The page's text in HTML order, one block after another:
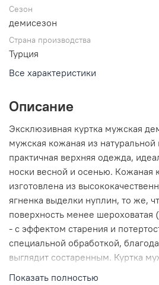
Сезон
демисезон
Страна производства
Турция
Все характеристики
Описание
Эксклюзивная куртка мужская
мужская кожаная из натуральной
практичная верхняя одежда,
носки весной и осенью. Кожаная
изготовлена из
ягненка выделки нуплин, то же,
поверхность менее
- с эффектом старения и
специальной обработкой,
выглядит состаренным. Куртка
Показать полностью